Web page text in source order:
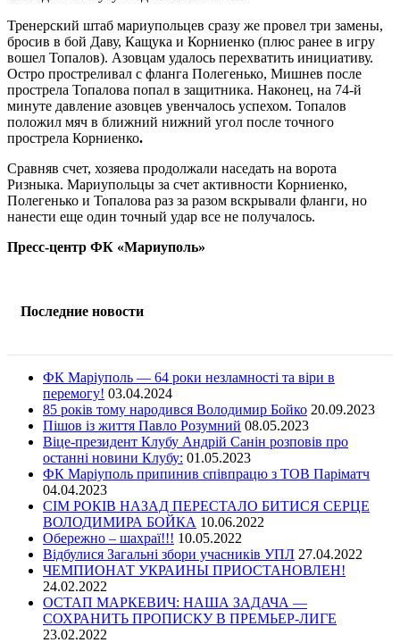
Тренерский штаб мариупольцев сразу же провел три замены,
бросив в бой Даву, Кащука и Корниенко (плюс ранее в игру
вошел Топалов). Азовцам удалось перехватить инициативу.
Остро простреливал с фланга Полегенько, Мишнев после
прострела Топалова попал в защитника. Наконец, на 74-й
минуте давление азовцев увенчалось успехом. Топалов
положил мяч в ближний нижний угол после точного
прострела Корниенко.
Сравняв счет, хозяева продолжали наседать на ворота
Ризныка. Мариупольцы за счет активности Корниенко,
Полегенько и Топалова раз за разом вскрывали фланги, но
нанести еще один точный удар все не получалось.
Пресс-центр ФК «Мариуполь»
Последние новости
ФК Маріуполь — 64 роки незламності та віри в
перемогу! 03.04.2024
85 років тому народився Володимир Бойко 20.09.2023
Пішов із життя Павло Розумний 08.05.2023
Віце-президент Клубу Андрій Санін розповів про
останні новини Клубу: 01.05.2023
ФК Маріуполь припинив співпрацю з ТОВ Паріматч
04.04.2023
СІМ РОКІВ НАЗАД ПЕРЕСТАЛО БИТИСЯ СЕРЦЕ
ВОЛОДИМИРА БОЙКА 10.06.2022
Обережно – шахраї!!! 10.05.2022
Відбулися Загальні збори учасників УПЛ 27.04.2022
ЧЕМПИОНАТ УКРАИНЫ ПРИОСТАНОВЛЕН!
24.02.2022
ОСТАП МАРКЕВИЧ: НАША ЗАДАЧА —
СОХРАНИТЬ ПРОПИСКУ В ПРЕМЬЕР-ЛИГЕ
23.02.2022